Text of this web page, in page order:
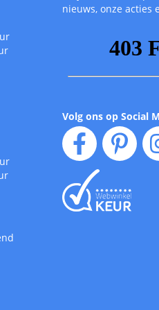
nieuws, onze acties
Volg ons op Social